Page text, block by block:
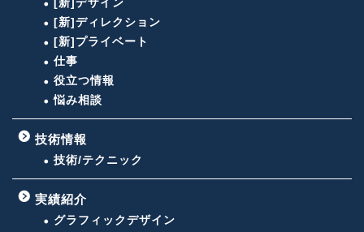
[新]デザイン
[新]ディレクション
[新]プライベート
仕事
役立つ情報
悩み相談
技術情報
技術/テクニック
実績紹介
グラフィックデザイン